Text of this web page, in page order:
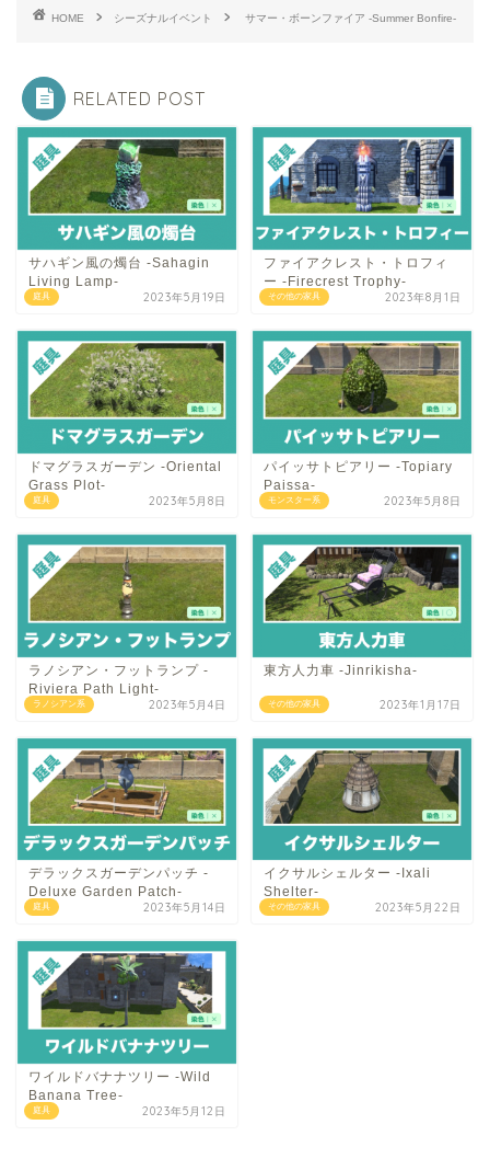
HOME シーズナルイベント サマー・ボーンファイア -Summer Bonfire-
RELATED POST
庭具
サハギン風の燭台 -Sahagin
Living Lamp-
2023年5月19日 その他の家具
ファイアクレスト・トロフィ
ー -Firecrest Trophy-
2023年8月1日
庭具
ドマグラスガーデン -Oriental
Grass Plot-
2023年5月8日 モンスター系
パイッサトピアリー -Topiary
Paissa-
2023年5月8日
ラノシアン系
ラノシアン・フットランプ -
Riviera Path Light-
2023年5月4日 その他の家具
東方人力車 -Jinrikisha-
2023年1月17日
庭具
デラックスガーデンパッチ -
Deluxe Garden Patch-
2023年5月14日 その他の家具
イクサルシェルター -Ixali
Shelter-
2023年5月22日
庭具
ワイルドバナナツリー -Wild
Banana Tree-
2023年5月12日